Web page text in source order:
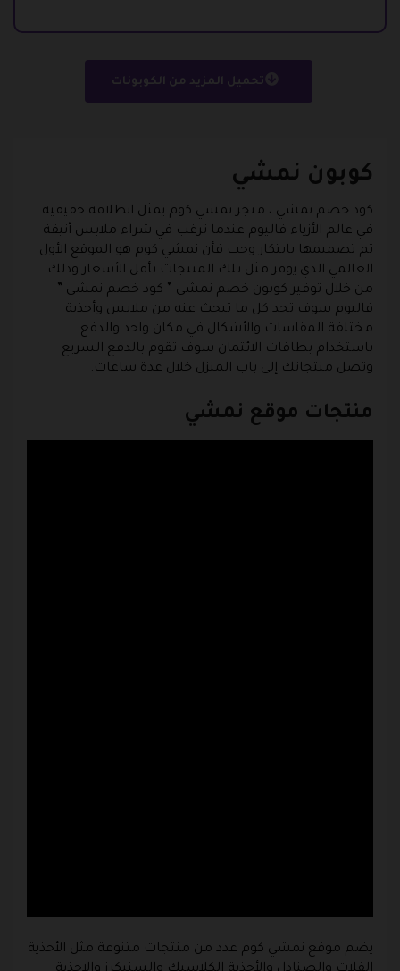
كوبون نمشي
كود خصم نمشي ، متجر نمشي كوم يمثل انطلاقة حقيقية
في عالم الأزياء فاليوم عندما ترغب في شراء ملابس أنيقة
تم تصميمها بابتكار وحب فأن نمشي كوم هو الموقع الأول
العالمي الذي يوفر مثل تلك المنتجات بأقل الأسعار وذلك
من خلال توفير كوبون خصم نمشي كود خصم نمشي
فاليوم سوف تجد كل ما تبحث عنه من ملابس وأحذية
مختلفة المقاسات والأشكال في مكان واحد والدفع
باستخدام بطاقات الائتمان سوف تقوم بالدفع السريع
وتصل منتجاتك إلى باب المنزل خلال عدة ساعات.
منتجات موقع نمشي
يضم موقع نمشي كوم عدد من منتجات متنوعة مثل الأحذية